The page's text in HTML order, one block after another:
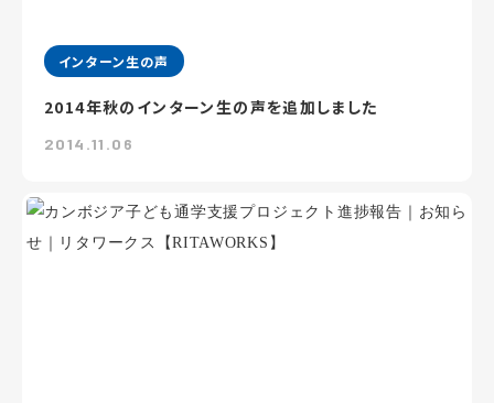
インターン生の声
2014年秋のインターン生の声を追加しました
2014.11.06